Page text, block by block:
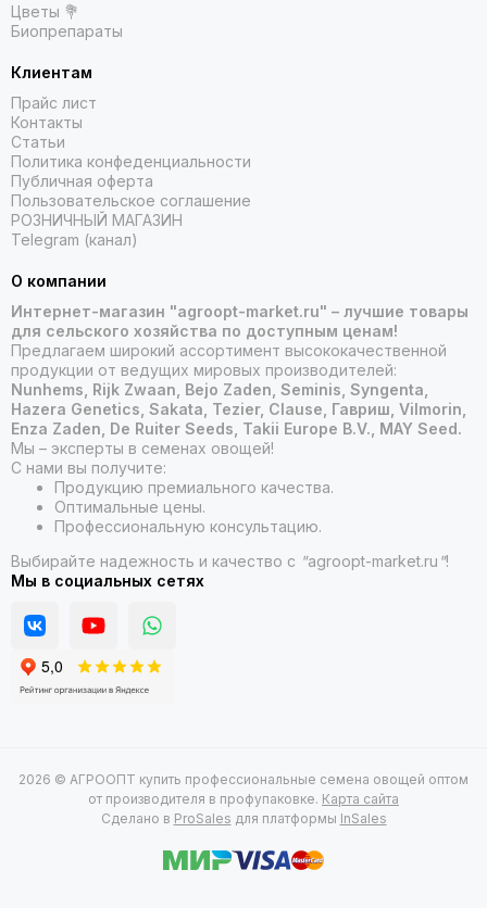
Цветы 💐
Биопрепараты
Клиентам
Прайс лист
Контакты
Статьи
Политика конфеденциальности
Публичная оферта
Пользовательское соглашение
РОЗНИЧНЫЙ МАГАЗИН
Telegram (канал)
О компании
Интернет-магазин "agroopt-market.ru" – лучшие товары
для сельского хозяйства по доступным ценам!
Предлагаем широкий ассортимент высококачественной
продукции от ведущих мировых производителей:
Nunhems, Rijk Zwaan, Bejo Zaden, Seminis, Syngenta,
Hazera Genetics, Sakata, Tezier, Clause, Гавриш, Vilmorin,
Enza Zaden, De Ruiter Seeds, Takii Europe B.V., MAY Seed.
Мы – эксперты в семенах овощей!
С нами вы получите:
Продукцию премиального качества.
Оптимальные цены.
Профессиональную консультацию.
Выбирайте надежность и качество с "agroopt-market.ru "!
Мы в социальных сетях
2026 © АГРООПТ купить профессиональные семена овощей оптом
от производителя в профупаковке. Карта сайта
Сделано в ProSales для платформы InSales